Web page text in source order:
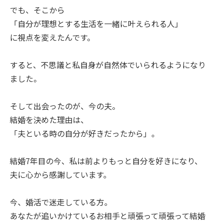
でも、そこから
「自分が理想とする生活を一緒に叶えられる人」
に視点を変えたんです。
すると、不思議と私自身が自然体でいられるようになり
ました。
そして出会ったのが、今の夫。
結婚を決めた理由は、
「夫といる時の自分が好きだったから」。
結婚7年目の今、私は前よりもっと自分を好きになり、
夫に心から感謝しています。
今、婚活で迷走している方。
あなたが追いかけているお相手と頑張って頑張って結婚